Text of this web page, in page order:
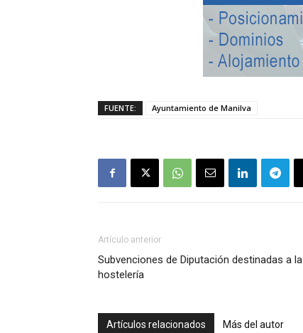
FUENTE: Ayuntamiento de Manilva
Artículo anterior
Subvenciones de Diputación destinadas a la
hostelería
Artículos relacionados Más del autor